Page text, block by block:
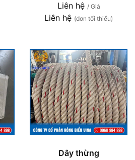
Liên hệ / Giá
Liên hệ (đơn tối thiểu)
Dây thừng